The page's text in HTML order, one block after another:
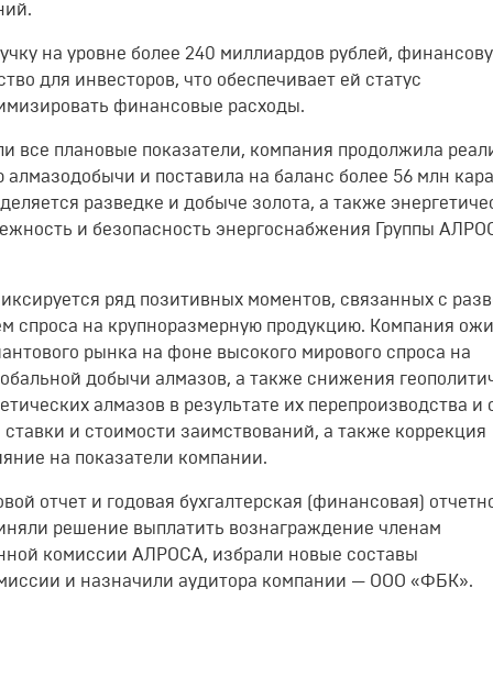
на уровне более 240 миллиардов рублей,
для инвесторов, что обеспечивает ей статус
финансовые расходы.
все плановые показатели, компания продолжила
алмазодобычи и поставила на баланс более 56 млн
разведке и добыче золота, а также
и безопасность энергоснабжения Группы
ряд позитивных моментов, связанных с
спроса на крупноразмерную продукцию. Компания
рынка на фоне высокого мирового спроса на
добычи алмазов, а также снижения
алмазов в результате их перепроизводства и
и стоимости заимствований, а также коррекция
на показатели компании.
отчет и годовая бухгалтерская (финансовая)
решение выплатить вознаграждение членам
комиссии АЛРОСА, избрали новые составы
и назначили аудитора компании — ООО «ФБК».